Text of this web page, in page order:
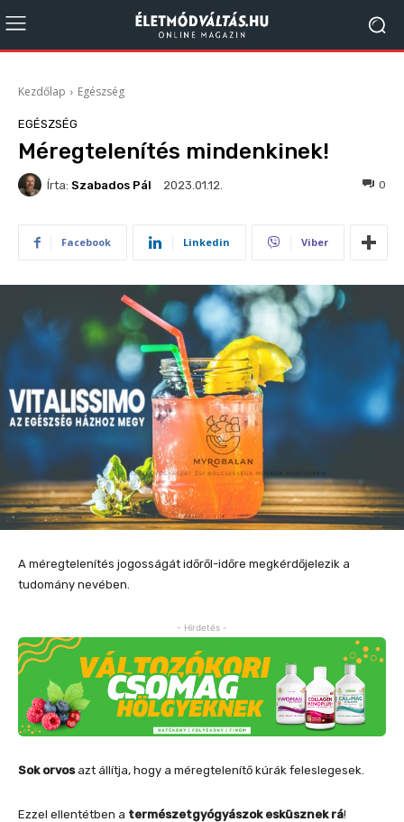
Kezdőlap Egészség
EGÉSZSÉG
Méregtelenítés mindenkinek!
Írta: Szabados Pál 2023.01.12. 0
Facebook Linkedin Viber
A méregtelenítés jogosságát időről-időre megkérdőjelezik a
tudomány nevében.
- Hirdetés -
Sok orvosazt állítja, hogy a méregtelenítő kúrák feleslegesek.
Ezzel ellentétben a természetgyógyászok esküsznek rá!